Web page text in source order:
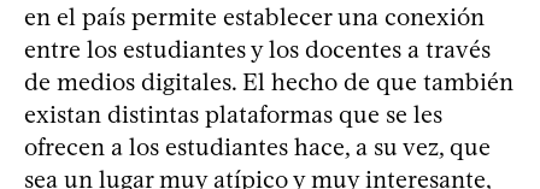
en el país permite establecer una conexión
entre los estudiantes y los docentes a través
de medios digitales. El hecho de que también
existan distintas plataformas que se les
ofrecen a los estudiantes hace, a su vez, que
sea un lugar muy atípico y muy interesante,